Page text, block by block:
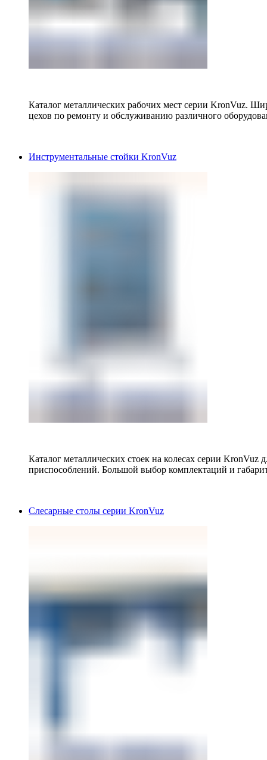
Каталог металлических рабочих мест серии KronVuz.
цехов по ремонту и обслуживанию различного
Инструментальные стойки KronVuz
Каталог металлических стоек на колесах серии KronVuz
приспособлений. Большой выбор комплектаций и
Слесарные столы серии KronVuz